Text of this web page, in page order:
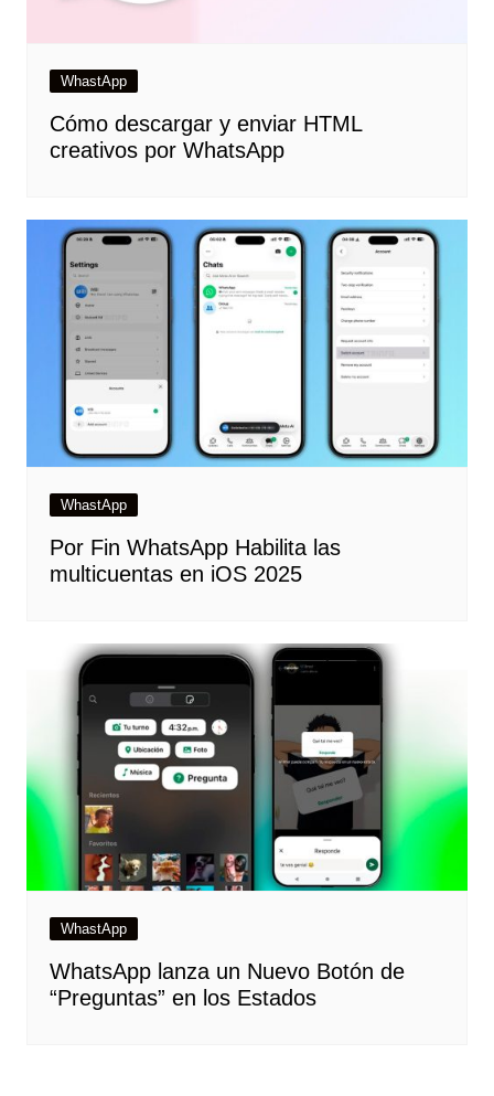
WhastApp
Cómo descargar y enviar HTML
creativos por WhatsApp
WhastApp
Por Fin WhatsApp Habilita las
multicuentas en iOS 2025
WhastApp
WhatsApp lanza un Nuevo Botón de
“Preguntas” en los Estados